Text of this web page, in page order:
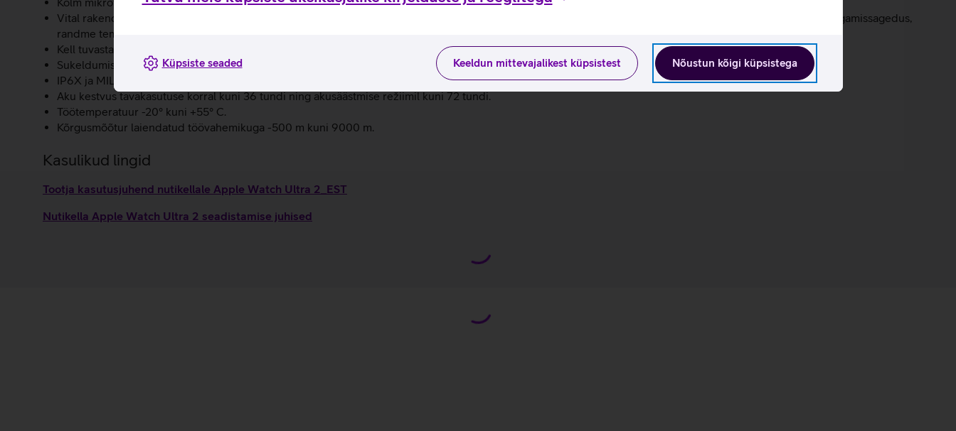
Nõustun kõigi küpsistega
Keeldun mittevajalikest küpsistest
Küpsiste seaded
Vital rakendus aitab tuvastada muutusi sinu igapäevases tervislikus seisundis. Saad kiiresti näha oma randmelt peamisi üleöö tervisenäitajaid nagu pulss, hingamissagedus,
randme temperatuur ja une kestvus.
Kell tuvastab raske autoavarii ja helistab automaatselt hädaabisse.
Sukeldumiskindel disain – kell on veekindel kuni 100 meetrit.
IP6X ja MIL-STD 810H standardid.
Aku kestvus tavakasutuse korral kuni 36 tundi ning akusäästmise režiimil kuni 72 tundi.
Töötemperatuur -20° kuni +55° C.
Kõrgusmõõtur laiendatud töövahemikuga -500 m kuni 9000 m.
Kasulikud lingid
Tootja kasutusjuhend nutikellale Apple Watch Ultra 2_EST
Nutikella Apple Watch Ultra 2 seadistamise juhised